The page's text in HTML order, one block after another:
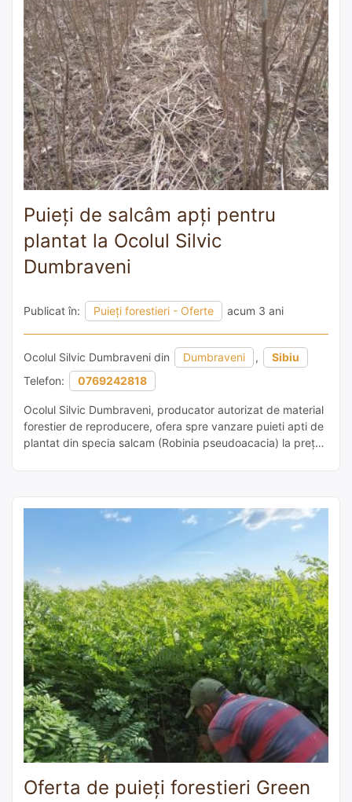
Puieți de salcâm apți pentru
plantat la Ocolul Silvic
Dumbraveni
Publicat în: Puieți forestieri - Oferte acum 3 ani
Ocolul Silvic Dumbraveni din Dumbraveni ,
Sibiu
Telefon:
0769242818
Ocolul Silvic Dumbraveni, producator autorizat de material
forestier de reproducere, ofera spre vanzare puieti apti de
plantat din specia salcam (Robinia pseudoacacia) la prețul
urmatorul numar de […]
Oferta de puieți forestieri Green